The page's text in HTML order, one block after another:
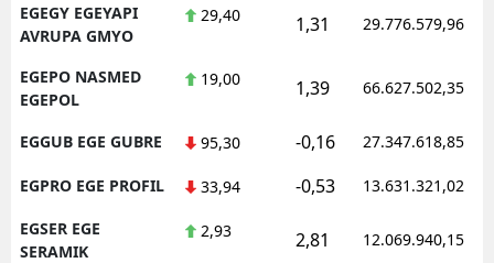
EGEGY EGEYAPI
AVRUPA GMYO
29,40 1,31 29.776.579,96
EGEPO NASMED
EGEPOL
19,00 1,39 66.627.502,35
EGGUB EGE GUBRE 95,30 -0,16 27.347.618,85
EGPRO EGE PROFIL 33,94 -0,53 13.631.321,02
EGSER EGE
SERAMIK
2,93 2,81 12.069.940,15